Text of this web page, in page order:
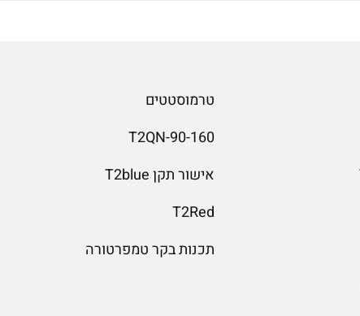
טרמוסטטים
T2QN-90-160
אישור תקן T2blue
T2Red
תכנות בקר טמפרטורה